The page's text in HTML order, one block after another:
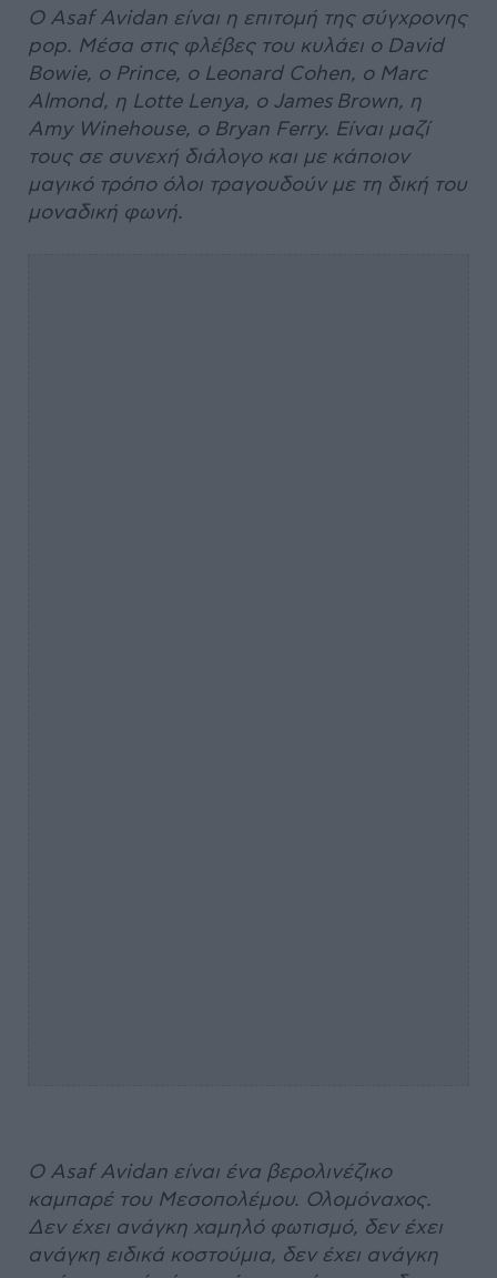
Ο Asaf Avidan είναι η επιτομή της σύγχρονης
pop. Μέσα στις φλέβες του κυλάει ο David
Bowie, ο Prince, ο Leonard Cohen, ο Marc
Almond, η Lotte Lenya, ο James Brown, η
Amy Winehouse, ο Bryan Ferry. Είναι μαζί
τους σε συνεχή διάλογο και με κάποιον
μαγικό τρόπο όλοι τραγουδούν με τη δική του
μοναδική φωνή.
Ο Asaf Avidan είναι ένα βερολινέζικο
καμπαρέ του Μεσοπολέμου. Ολομόναχος.
Δεν έχει ανάγκη χαμηλό φωτισμό, δεν έχει
ανάγκη ειδικά κοστούμια, δεν έχει ανάγκη